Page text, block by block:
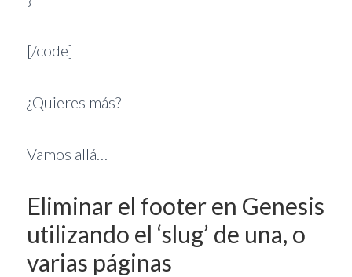
[/code]
¿Quieres más?
Vamos allá…
Eliminar el footer en Genesis
utilizando el ‘slug’ de una, o
varias páginas